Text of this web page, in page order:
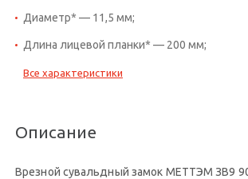
Диаметр* — 11,5 мм;
Длина лицевой планки* — 200 мм;
Все характеристики
Описание
Врезной сувальдный замок МЕТТЭМ ЗВ9